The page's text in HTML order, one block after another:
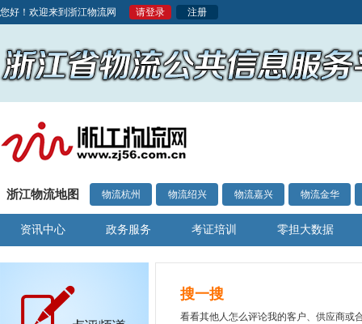
您好！欢迎来到浙江物流网 请登录 注册
浙江物流地图 物流杭州 物流绍兴 物流嘉兴 物流金华
资讯中心 政务服务 考证培训 零担大数据
搜一搜
看看其他人怎么评论我的客户、供应商或